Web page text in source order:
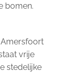
bomen.
vrije
stedelijke